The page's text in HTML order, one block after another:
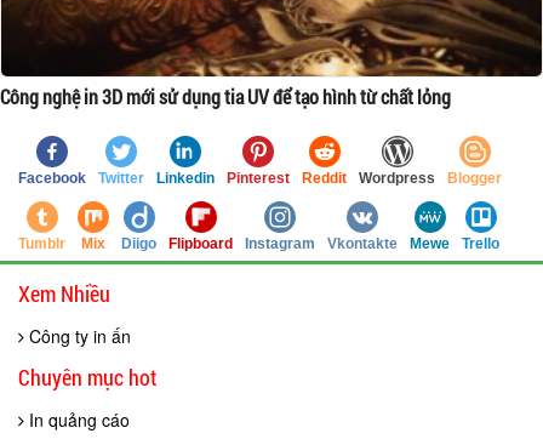
Công nghệ in 3D mới sử dụng tia UV để tạo hình từ chất lỏng
Facebook Twitter Linkedin Pinterest Reddit Wordpress Blogger
Tumblr Mix Diigo Flipboard Instagram Vkontakte Mewe Trello
Xem Nhiều
Công ty in ấn
Chuyên mục hot
In quảng cáo